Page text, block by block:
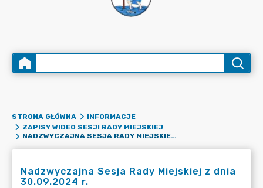
STRONA GŁÓWNA
INFORMACJE
ZAPISY WIDEO SESJI RADY MIEJSKIEJ
NADZWYCZAJNA SESJA RADY MIEJSKIEJ Z DNIA 30.09.2024 R.
Nadzwyczajna Sesja Rady Miejskiej z dnia
30.09.2024 r.